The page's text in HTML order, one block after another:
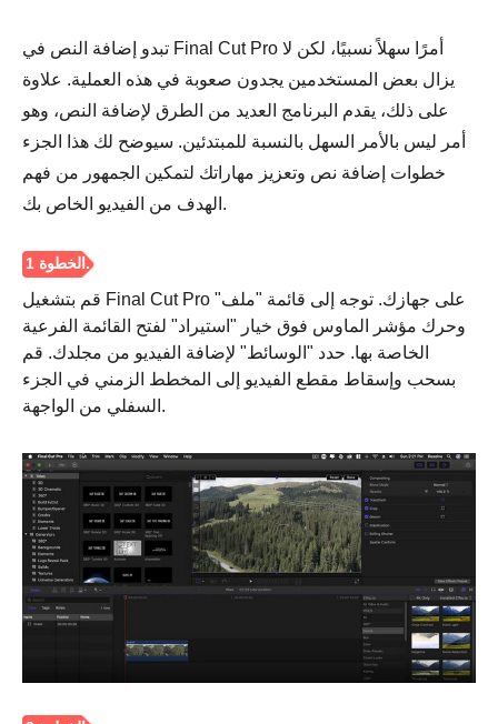
تبدو إضافة النص في Final Cut Pro أمرًا سهلاً نسبيًا، لكن لا
يزال بعض المستخدمين يجدون صعوبة في هذه العملية. علاوة
على ذلك، يقدم البرنامج العديد من الطرق لإضافة النص، وهو
أمر ليس بالأمر السهل بالنسبة للمبتدئين. سيوضح لك هذا الجزء
خطوات إضافة نص وتعزيز مهاراتك لتمكين الجمهور من فهم
الهدف من الفيديو الخاص بك.
الخطوة 1.
قم بتشغيل Final Cut Pro على جهازك. توجه إلى قائمة "ملف"
وحرك مؤشر الماوس فوق خيار "استيراد" لفتح القائمة الفرعية
الخاصة بها. حدد "الوسائط" لإضافة الفيديو من مجلدك. قم
بسحب وإسقاط مقطع الفيديو إلى المخطط الزمني في الجزء
السفلي من الواجهة.